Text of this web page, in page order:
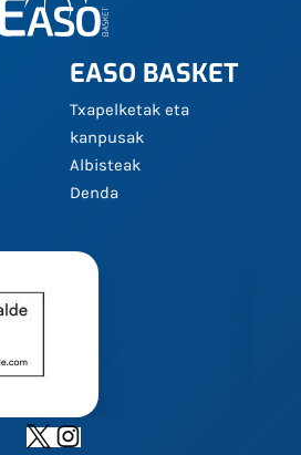
EASO BASKET
Txapelketak eta
kanpusak
Albisteak
Denda